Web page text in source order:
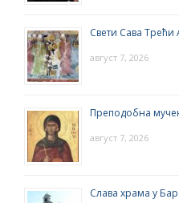
Свети Сава Трећи
август 7, 2026
Преподобна
август 7, 2026
Слава храма у